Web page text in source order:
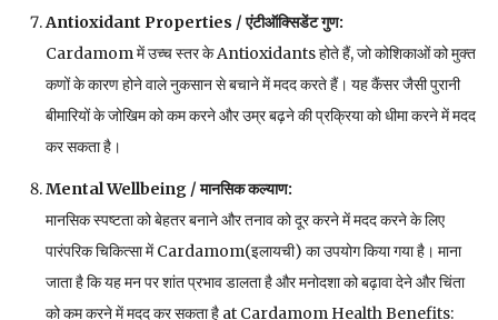
Antioxidant Properties /एंटीऑक्सिडेंट गुण:
Cardamom में उच्च स्तर के Antioxidants होते हैं, जो कोशिकाओं को मुक्त
कणों के कारण होने वाले नुकसान से बचाने में मदद करते हैं। यह कैंसर जैसी पुरानी
बीमारियों के जोखिम को कम करने और उम्र बढ़ने की प्रक्रिया को धीमा करने में मदद
कर सकता है।
Mental Wellbeing /मानसिक कल्याण:
मानसिक स्पष्टता को बेहतर बनाने और तनाव को दूर करने में मदद करने के लिए
पारंपरिक चिकित्सा में Cardamom(इलायची) का उपयोग किया गया है। माना
जाता है कि यह मन पर शांत प्रभाव डालता है और मनोदशा को बढ़ावा देने और चिंता
को कम करने में मदद कर सकता है at Cardamom Health Benefits: